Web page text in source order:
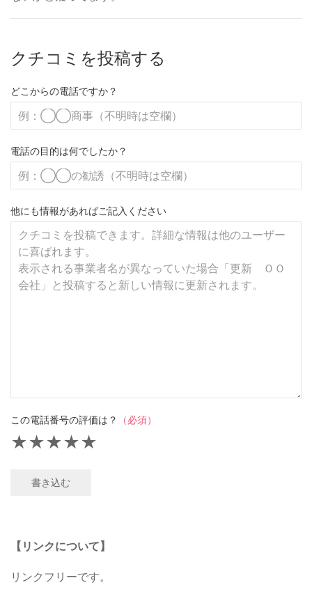
クチコミを投稿する
どこからの電話ですか？
電話の目的は何でしたか？
他にも情報があればご記入ください
この電話番号の評価は？ （必須）
★
★
★
★
★
書き込む
【リンクについて】
リンクフリーです。